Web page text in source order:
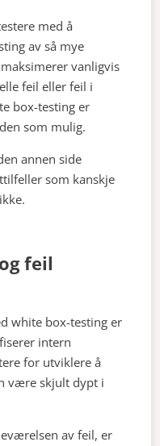
med å
av så mye
vanligvis
feil eller feil i
box-testing er
som mulig.
annen side
som kanskje
feil
white box-testing er
intern
for utviklere å
være skjult dypt i
av feil, er